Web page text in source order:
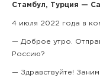
Стамбул, Турция —
4 июля 2022 года в
— Доброе утро.
Россию?
— Здравствуйте!